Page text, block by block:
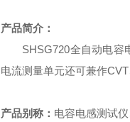
产品简介：
SHSG720全自动电容
电流测量单元还可兼作
产品别称： 电容电感测试仪